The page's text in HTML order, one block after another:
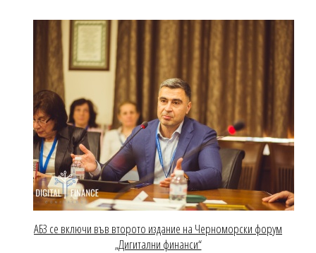
АБЗ се включи във второто издание на Черноморски форум
„Дигитални финанси“